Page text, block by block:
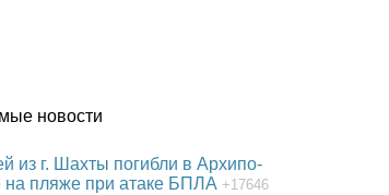
новости
из г. Шахты погибли в Архипо-
на пляже при атаке БПЛА +17646